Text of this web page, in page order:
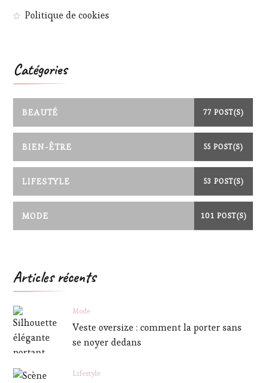
Politique de cookies
Catégories
BEAUTÉ 77 POST(S)
BIEN-ÊTRE 55 POST(S)
LIFESTYLE 53 POST(S)
MODE 101 POST(S)
Articles récents
Mode
Veste oversize : comment la porter sans
se noyer dedans
Lifestyle